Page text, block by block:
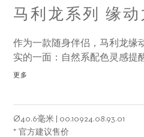
马利龙系列 缘动
作为一款随身伴侣，马利龙缘
实的一面：自然系配色灵感提
工作，自我放松，以更好的状
更多
Ø40.6毫米
00.10924.08.93.01
* 官方建议售价